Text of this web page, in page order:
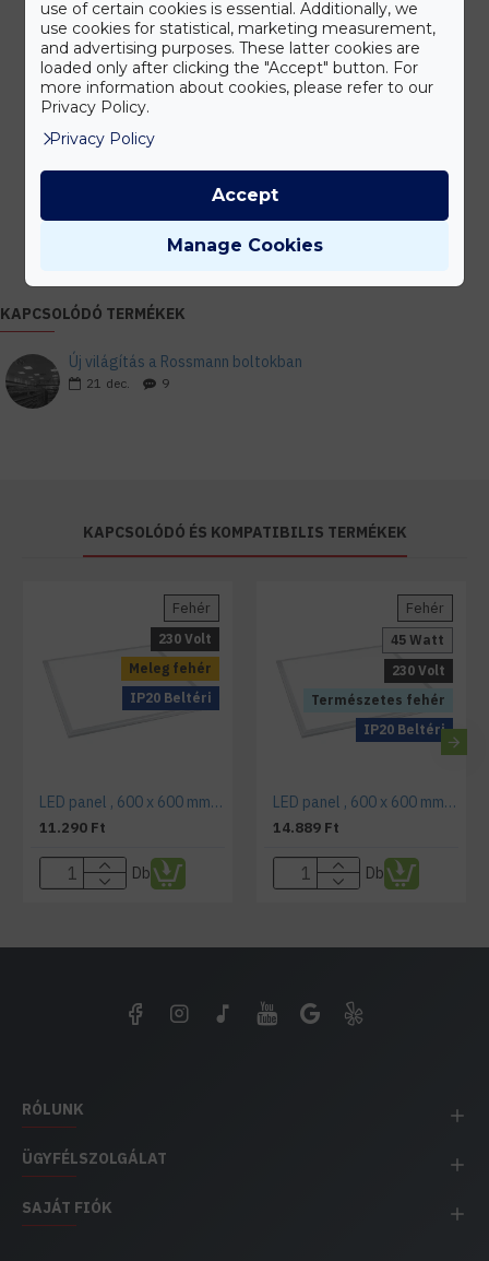
Gyors kiszállítás
Készleten lévő termékeinket akár 24 órán belül megkaphatod!
Tanácsadás
Írd meg nekünk elgondolásodat és munkatársunk segít az elképzeléseid
megvalósításában.
KAPCSOLÓDÓ TERMÉKEK
Új világítás a Rossmann boltokban
21 dec. 9
KAPCSOLÓDÓ ÉS KOMPATIBILIS TERMÉKEK
Meleg fehér
IP20 Beltéri
Fehér
230 Volt
LED panel , 600 x 600 mm , 29 Watt , meleg fehér , LUX ( A++ , 120lm/W)-KIFUTÓ
11.290 Ft
Db
Természetes fehér
IP20 Beltéri
Fehér
45 Watt
230 Volt
LED panel , 600 x 600 mm , 45 Watt , természetes fehér , LUX ( A++ , 120lm/W) , 5400 lumen
14.889 Ft
Db
RÓLUNK
ÜGYFÉLSZOLGÁLAT
SAJÁT FIÓK
use of certain cookies is essential. Additionally, we
use cookies for statistical, marketing measurement,
and advertising purposes. These latter cookies are
loaded only after clicking the "Accept" button. For
more information about cookies, please refer to our
Privacy Policy.
Privacy Policy
Manage Cookies
Accept